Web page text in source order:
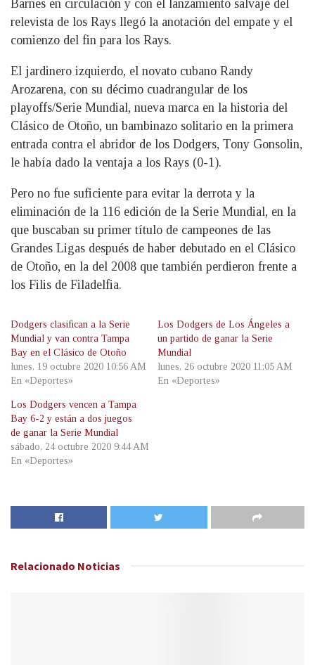
Barnes en circulación y con el lanzamiento salvaje del
relevista de los Rays llegó la anotación del empate y el
comienzo del fin para los Rays.
El jardinero izquierdo, el novato cubano Randy
Arozarena, con su décimo cuadrangular de los
playoffs/Serie Mundial, nueva marca en la historia del
Clásico de Otoño, un bambinazo solitario en la primera
entrada contra el abridor de los Dodgers, Tony Gonsolin,
le había dado la ventaja a los Rays (0-1).
Pero no fue suficiente para evitar la derrota y la
eliminación de la 116 edición de la Serie Mundial, en la
que buscaban su primer título de campeones de las
Grandes Ligas después de haber debutado en el Clásico
de Otoño, en la del 2008 que también perdieron frente a
los Filis de Filadelfia.
Dodgers clasifican a la Serie
Mundial y van contra Tampa
Bay en el Clásico de Otoño
lunes, 19 octubre 2020 10:56 AM
En «Deportes»
Los Dodgers de Los Ángeles a
un partido de ganar la Serie
Mundial
lunes, 26 octubre 2020 11:05 AM
En «Deportes»
Los Dodgers vencen a Tampa
Bay 6-2 y están a dos juegos
de ganar la Serie Mundial
sábado, 24 octubre 2020 9:44 AM
En «Deportes»
Relacionado Noticias